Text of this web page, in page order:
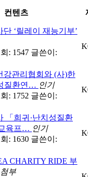
컨텐츠
‘릴레이 재능기부’
: 1547 글쓴이:
강관리협회와 (사)한
질환연… 인기
: 1752 글쓴이:
「희귀·난치성질환
육프… 인기
: 1630 글쓴이:
CHARITY RIDE 부
첨부